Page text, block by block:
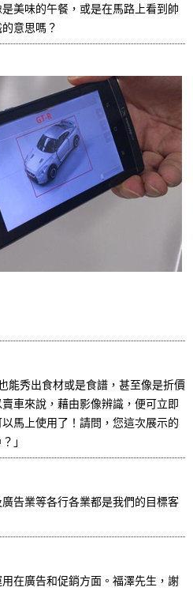
美味的午餐，或是在馬路上看到帥
意思嗎？
能秀出食材或是食譜，甚至像是折價
車來說，藉由影像辨識，便可立即
馬上使用了！請問，您這次展示的
」
告業等各行各業都是我們的目標客
在廣告和促銷方面。福澤先生，謝